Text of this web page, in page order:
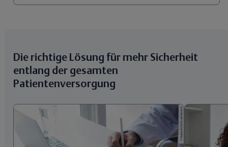
Die richtige Lösung für mehr Sicherheit
entlang der gesamten
Patientenversorgung